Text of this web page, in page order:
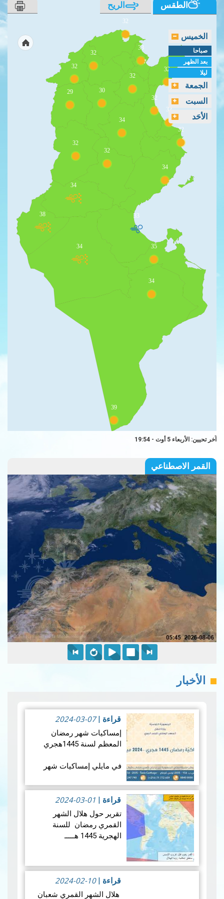
الطقس الريح
33
32
32
32
32
30
32
29
34
32
32
32
32
32
34
33
34
38
34 35
34
39
الخميس
صباحا
بعد الظهر
ليلا
الجمعة
السبت
الأحَد
آخر تحيين: الأربعاء 5 أوت - 19:54
القمر الاصطناعي
الأخبار
قراءة |
2024-03-07
إمساكيات شهر رمضان
المعظم لسنة 1445هجري
في مايلي إمساكيات شهر
هجري و شملت الإمساكيات
العديد من المدن التونسية
والمناطق المنعزلة جغرافيا.
إمساكيات ولاية…
قراءة 2024-03-01
تقرير حول هلال الشهر
القمري رمضان للسنة
الهجرية 1445 هـــــ
بهلال رمضان لسنـة 1445
هجـري
قراءة |
2024-02-10
هلال الشهر القمري شعبان